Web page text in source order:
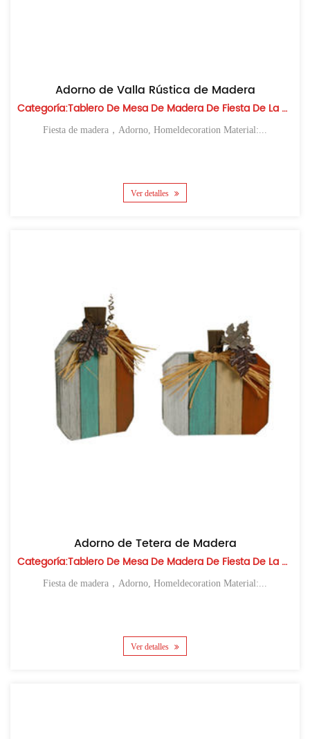
Adorno de Valla Rústica de Madera
Categoría:Tablero De Mesa De Madera De Fiesta De La Cosecha
Fiesta de madera，Adorno, Homeldecoration Material:...
Ver detalles
Adorno de Tetera de Madera
Categoría:Tablero De Mesa De Madera De Fiesta De La Cosecha
Fiesta de madera，Adorno, Homeldecoration Material:...
Ver detalles